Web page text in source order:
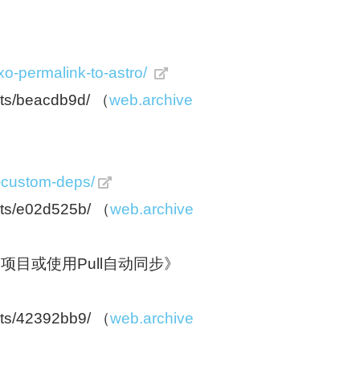
permalink-to-astro/
beacdb9d/ （web.archive
deps/
e02d525b/ （web.archive
目或使用Pull自动同步》
42392bb9/ （web.archive